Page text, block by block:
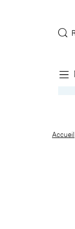
39% deAccueil